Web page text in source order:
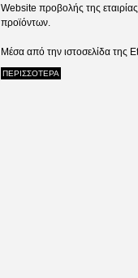
Website προβολής της
προϊόντων.
Μέσα από την ιστοσελίδα της
ΠΕΡΙΣΣΟΤΕΡΑ